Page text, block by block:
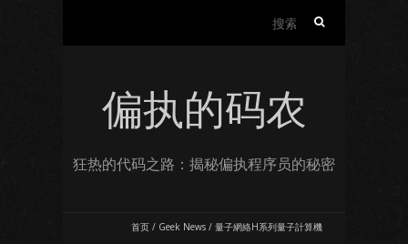
偏执的码农
狂热的代码之路：揭秘偏执程序员的秘密
首页 / Geek News / 量子網絡H系列量子計算機